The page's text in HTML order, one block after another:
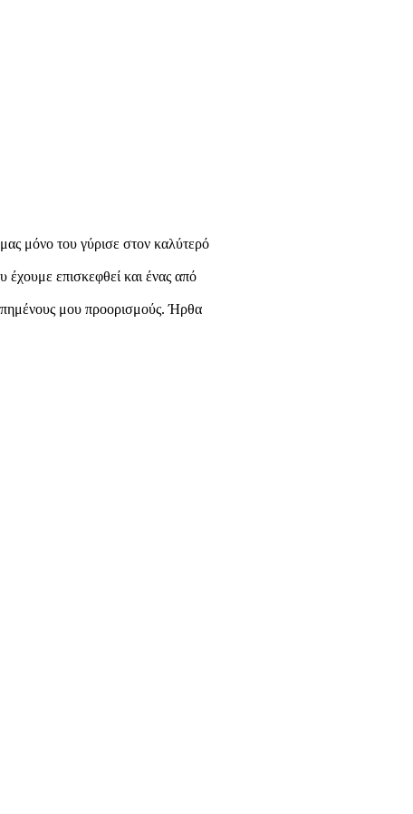
μόνο του γύρισε στον καλύτερό
έχουμε επισκεφθεί και ένας από
μου προορισμούς. Ήρθα